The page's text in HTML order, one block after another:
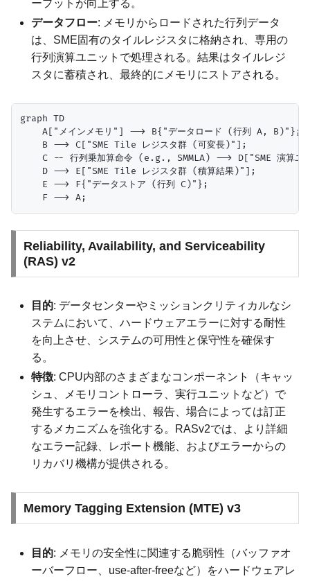
ープットが向上する。
データフロー: メモリからロードされた行列データ
は、SME固有のタイルレジスタに格納され、専用の
行列演算ユニットで処理される。結果はタイルレジ
スタに蓄積され、最終的にメモリにストアされる。
graph TD
    A["メインメモリ"] --> B{"データロード (行列 A, B)"};
    B --> C["SME Tile レジスタ群 (可変長)"];
C -- 行列乗加算命令 (e.g., SMMLA) --> D["SME 演算ユ
    D --> E["SME Tile レジスタ群 (積算結果)"];
    E --> F{"データストア (行列 C)"};
Reliability, Availability, and Serviceability
(RAS) v2
目的: データセンターやミッションクリティカルなシ
ステムにおいて、ハードウェアエラーに対する耐性
を向上させ、システムの可用性と保守性を確保す
る。
特徴: CPU内部のさまざまなコンポーネント（キャッ
シュ、メモリコントローラ、実行ユニットなど）で
発生するエラーを検出、報告、場合によっては訂正
するメカニズムを強化する。RASv2では、より詳細
なエラー記録、レポート機能、およびエラーからの
リカバリ機構が提供される。
Memory Tagging Extension (MTE) v3
目的: メモリの安全性に関連する脆弱性（バッファオ
ーバーフロー、use-after-freeなど）をハードウェアレ